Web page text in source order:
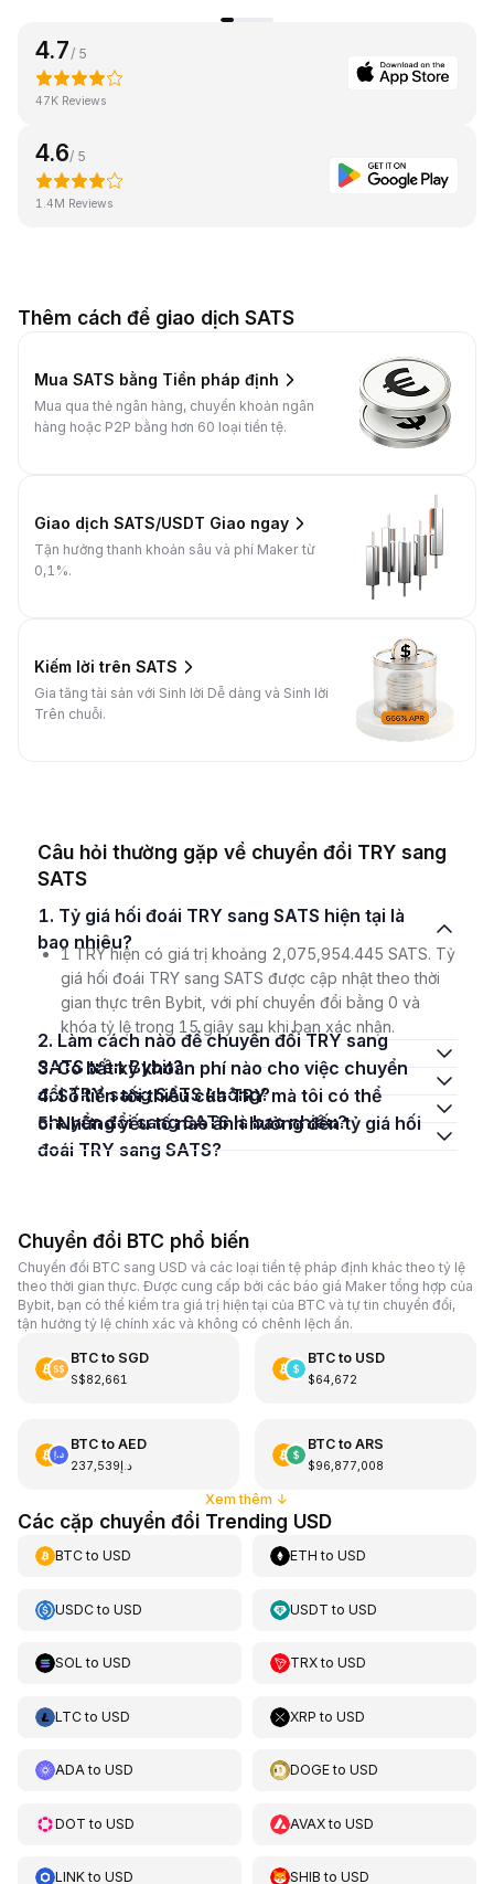
4.7 / 5
47K Reviews
4.6/ 5
1.4M Reviews
Thêm cách để giao dịch SATS
Mua SATS bằng Tiền pháp định
Mua qua thẻ ngân hàng, chuyển khoản ngân
hàng hoặc P2P bằng hơn 60 loại tiền tệ.
Giao dịch SATS/USDT Giao ngay
Tận hưởng thanh khoản sâu và phí Maker từ
0,1%.
Kiếm lời trên SATS
Gia tăng tài sản với Sinh lời Dễ dàng và Sinh lời
Trên chuỗi.
Câu hỏi thường gặp về chuyển đổi TRY sang
SATS
1. Tỷ giá hối đoái TRY sang SATS hiện tại là
bao nhiêu?
1 TRY hiện có giá trị khoảng 2,075,954.445 SATS. Tỷ
giá hối đoái TRY sang SATS được cập nhật theo thời
gian thực trên Bybit, với phí chuyển đổi bằng 0 và
khóa tỷ lệ trong 15 giây sau khi bạn xác nhận.
2. Làm cách nào để chuyển đổi TRY sang
SATS trên Bybit?
3. Có bất kỳ khoản phí nào cho việc chuyển
đổi TRY sang SATS không?
4. Số tiền tối thiểu của TRY mà tôi có thể
chuyển đổi sang SATS là bao nhiêu?
5. Những yếu tố nào ảnh hưởng đến tỷ giá hối
đoái TRY sang SATS?
Chuyển đổi BTC phổ biến
Chuyển đổi BTC sang USD và các loại tiền tệ pháp định khác theo tỷ lệ
theo thời gian thực. Được cung cấp bởi các báo giá Maker tổng hợp của
Bybit, bạn có thể kiểm tra giá trị hiện tại của BTC và tự tin chuyển đổi,
tận hưởng tỷ lệ chính xác và không có chênh lệch ẩn.
BTCto SGD
S$82,661
BTCto USD
$64,672
BTCto AED
د.إ237,539
BTCto ARS
$96,877,008
Xem thêm ↓
Các cặp chuyển đổi Trending USD
BTCto USD ETH toUSD
USDCto USD USDT toUSD
SOL to USD TRXtoUSD
LTCto USD XRP toUSD
ADAto USD DOGEtoUSD
DOT to USD AVAXtoUSD
LINKto USD SHIB toUSD